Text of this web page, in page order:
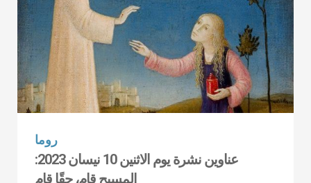
روما
عناوين نشرة يوم الاثنين 10 نيسان 2023:
المسيح قام، حقًا قام